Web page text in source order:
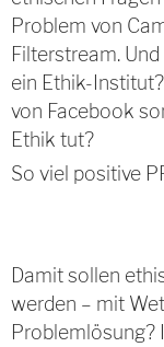
Problem von
Filterstream.
ein Ethik-
von Facebook
Ethik tut?
So viel positive
Damit sollen
werden – mit
Problemlösung?